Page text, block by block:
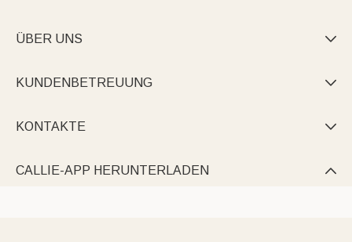
ÜBER UNS 
KUNDENBETREUUNG 
KONTAKTE 
CALLIE-APP HERUNTERLADEN 